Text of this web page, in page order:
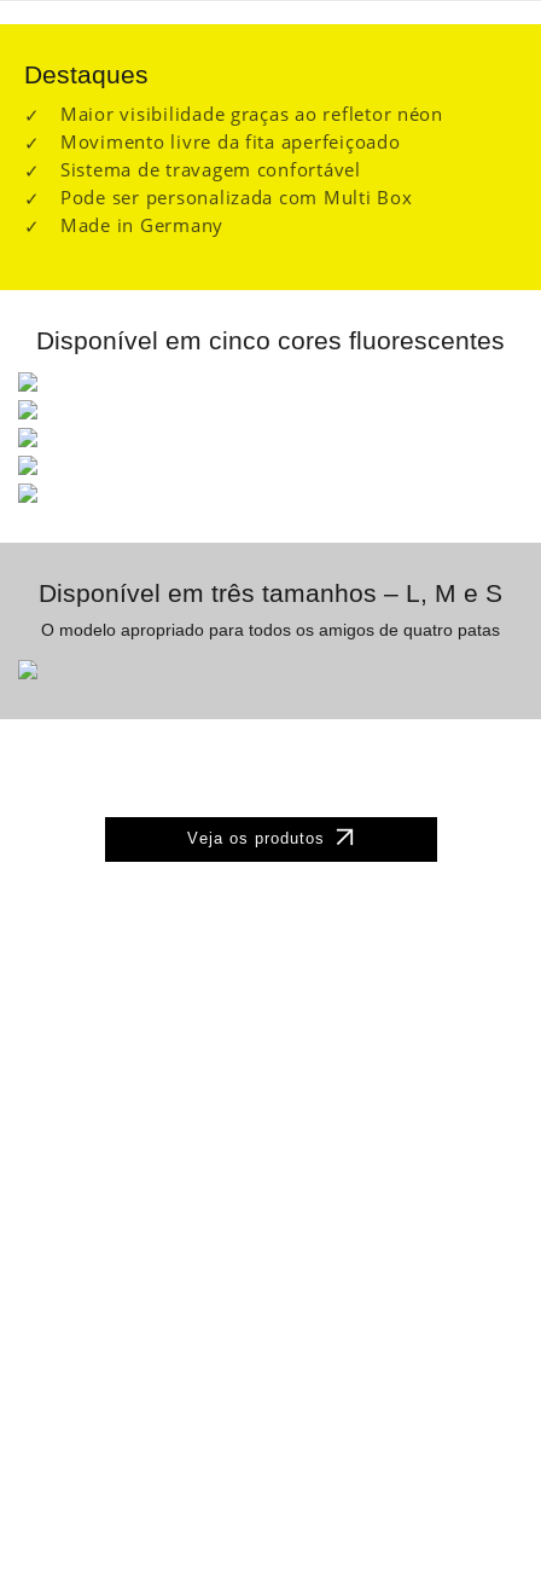
Destaques
Maior visibilidade graças ao refletor néon
Movimento livre da fita aperfeiçoado
Sistema de travagem confortável
Pode ser personalizada com Multi Box
Made in Germany
Disponível em cinco cores fluorescentes
Disponível em três tamanhos – L, M e S
O modelo apropriado para todos os amigos de quatro patas
Veja os produtos